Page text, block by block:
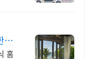
정
홈